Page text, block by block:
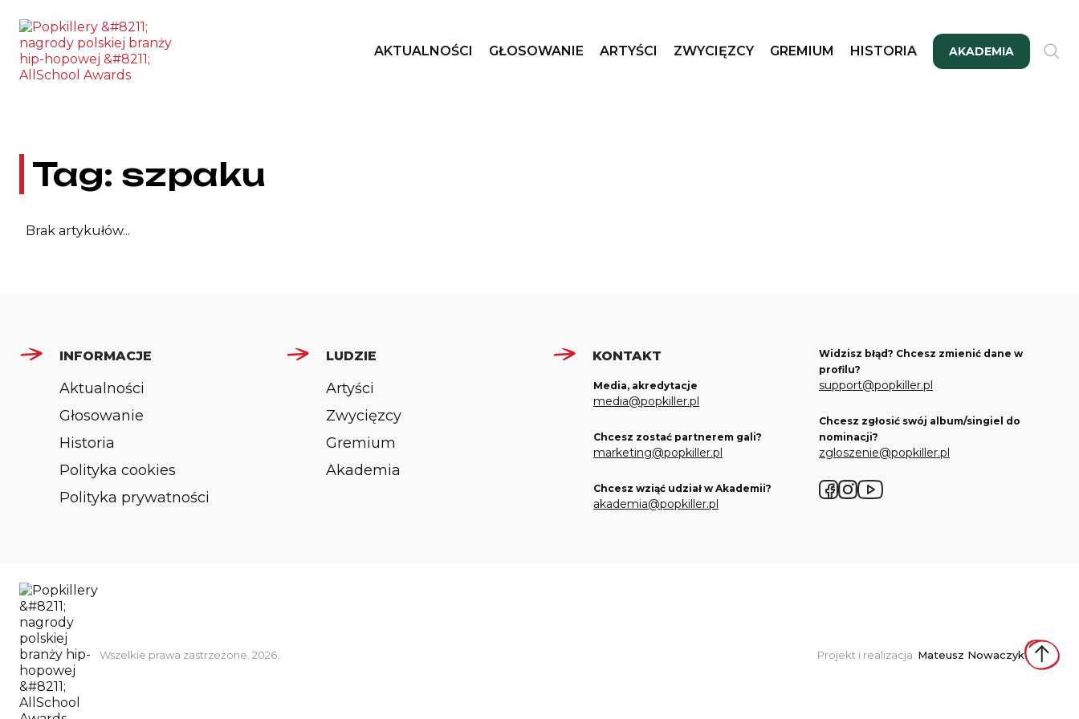
AKTUALNOŚCI GŁOSOWANIE ARTYŚCI ZWYCIĘZCY GREMIUM HISTORIA AKADEMIA
Tag: szpaku
Brak artykułów...
INFORMACJE
Aktualności
Głosowanie
Historia
Polityka cookies
Polityka prywatności
LUDZIE
Artyści
Zwycięzcy
Gremium
Akademia
KONTAKT
Media, akredytacje
media@popkiller.pl
Chcesz zostać partnerem gali?
marketing@popkiller.pl
Chcesz wziąć udział w Akademii?
akademia@popkiller.pl
Widzisz błąd? Chcesz zmienić dane w
profilu?
support@popkiller.pl
Chcesz zgłosić swój album/singiel do
nominacji?
zgloszenie@popkiller.pl
Wszelkie prawa zastrzeżone. 2026. Projekt i realizacja: Mateusz Nowaczyk